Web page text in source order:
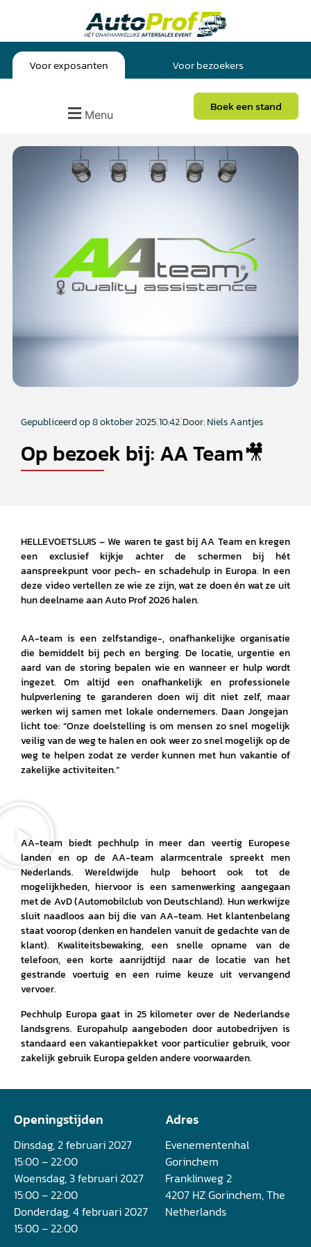
Voor exposanten Voor bezoekers
Menu
Boek een stand
Gepubliceerd op8 oktober 202510:42 Door: Niels Aantjes
Op bezoek bij: AA Team🎥
HELLEVOETSLUIS – We waren te gast bij AA Team en kregen
een exclusief kijkje achter de schermen bij hét
aanspreekpunt voor pech- en schadehulp in Europa. In een
deze video vertellen ze wie ze zijn, wat ze doen én wat ze uit
hun deelname aan Auto Prof 2026 halen.
AA-team is een zelfstandige-, onafhankelijke organisatie
die bemiddelt bij pech en berging. De locatie, urgentie en
aard van de storing bepalen wie en wanneer er hulp wordt
ingezet. Om altijd een onafhankelijk en professionele
hulpverlening te garanderen doen wij dit niet zelf, maar
werken wij samen met lokale ondernemers. Daan Jongejan
licht toe: “Onze doelstelling is om mensen zo snel mogelijk
veilig van de weg te halen en ook weer zo snel mogelijk op de
weg te helpen zodat ze verder kunnen met hun vakantie of
zakelijke activiteiten.”
AA-team biedt pechhulp in meer dan veertig Europese
landen en op de AA-team alarmcentrale spreekt men
Nederlands. Wereldwijde hulp behoort ook tot de
mogelijkheden, hiervoor is een samenwerking aangegaan
met de AvD (Automobilclub von Deutschland). Hun werkwijze
sluit naadloos aan bij die van AA-team. Het klantenbelang
staat voorop (denken en handelen vanuit de gedachte van de
klant). Kwaliteitsbewaking, een snelle opname van de
telefoon, een korte aanrijdtijd naar de locatie van het
gestrande voertuig en een ruime keuze uit vervangend
vervoer.
Pechhulp Europa gaat in 25 kilometer over de Nederlandse
landsgrens. Europahulp aangeboden door autobedrijven is
standaard een vakantiepakket voor particulier gebruik, voor
zakelijk gebruik Europa gelden andere voorwaarden.
Openingstijden
Dinsdag, 2 februari 2027
15:00 – 22:00
Woensdag, 3 februari 2027
15:00 – 22:00
Donderdag, 4 februari 2027
15:00 – 22:00
Adres
Evenementenhal
Gorinchem
Franklinweg 2
4207 HZ Gorinchem, The
Netherlands